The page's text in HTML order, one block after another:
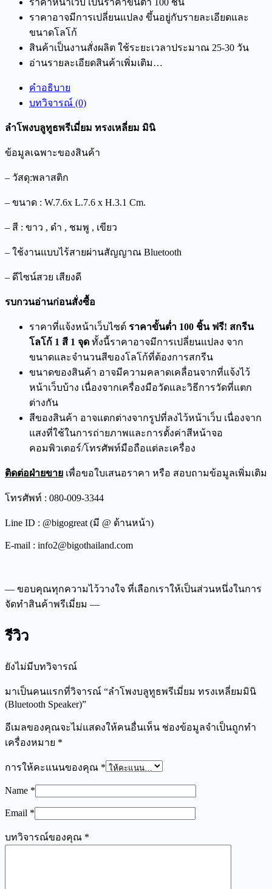
ราคาอาจมีการเปลี่ยนแปลง ขึ้นอยู่กับรายละเอียดและ
ขนาดโลโก้
สินค้าเป็นงานสั่งผลิต ใช้ระยะเวลาประมาณ 25-30 วัน
อ่านรายละเอียดสินค้าเพิ่มเติม…
คำอธิบาย
บทวิจารณ์ (0)
ลำโพงบลูทูธพรีเมี่ยม ทรงเหลี่ยม มินิ
ข้อมูลเฉพาะของสินค้า
– วัสดุ:พลาสติก
– ขนาด : W.7.6x L.7.6 x H.3.1 Cm.
– สี : ขาว , ดำ , ชมพู , เขียว
– ใช้งานแบบไร้สายผ่านสัญญาณ Bluetooth
– ดีไซน์สวย เสียงดี
รบกวนอ่านก่อนสั่งซื้อ
ราคาที่แจ้งหน้าเว็บไซต์ ราคาขั้นต่ำ 100 ชิ้น ฟรี! สกรีน
โลโก้ 1 สี 1 จุด ทั้งนี้ราคาอาจมีการเปลี่ยนแปลง จาก
ขนาดและจำนวนสีของโลโก้ที่ต้องการสกรีน
ขนาดของสินค้า อาจมีความคลาดเคลื่อนจากที่แจ้งไว้
หน้าเว็บบ้าง เนื่องจากเครื่องมือวัดและวิธีการวัดที่แตก
ต่างกัน
สีของสินค้า อาจแตกต่างจากรูปที่ลงไว้หน้าเว็บ เนื่องจาก
แสงที่ใช้ในการถ่ายภาพและการตั้งค่าสีหน้าจอ
คอมพิวเตอร์/โทรศัพท์มือถือแต่ละเครื่อง
ติดต่อฝ่ายขาย เพื่อขอใบเสนอราคา หรือ สอบถามข้อมูลเพิ่มเติม
โทรศัพท์ : 080-009-3344
Line ID : @bigogreat (มี @ ด้านหน้า)
E-mail : info2@bigothailand.com
— ขอบคุณทุกความไว้วางใจ ที่เลือกเราให้เป็นส่วนหนึ่งในการ
จัดทำสินค้าพรีเมี่ยม —
รีวิว
ยังไม่มีบทวิจารณ์
มาเป็นคนแรกที่วิจารณ์ “ลำโพงบลูทูธพรีเมี่ยม ทรงเหลี่ยมมินิ
(Bluetooth Speaker)”
อีเมลของคุณจะไม่แสดงให้คนอื่นเห็น ช่องข้อมูลจำเป็นถูกทำ
เครื่องหมาย *
การให้คะแนนของคุณ *
Name *
Email *
บทวิจารณ์ของคุณ *